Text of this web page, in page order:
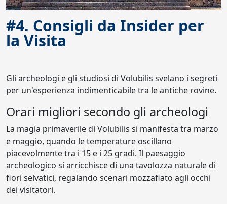
#4. Consigli da Insider per
la Visita
Gli archeologi e gli studiosi di Volubilis svelano i segreti
per un'esperienza indimenticabile tra le antiche rovine.
Orari migliori secondo gli archeologi
La magia primaverile di Volubilis si manifesta tra marzo
e maggio, quando le temperature oscillano
piacevolmente tra i 15 e i 25 gradi. Il paesaggio
archeologico si arricchisce di una tavolozza naturale di
fiori selvatici, regalando scenari mozzafiato agli occhi
dei visitatori.